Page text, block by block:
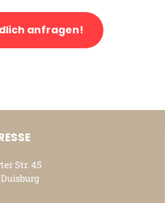
anfragen!
Str. 45